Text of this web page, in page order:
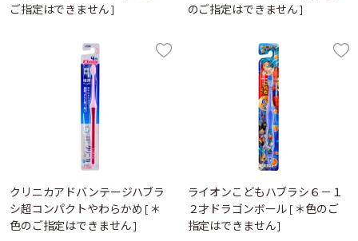
ご指定はできません]
のご指定はできません]
クリニカアドバンテージハブラ
シ超コンパクトやわらかめ [＊
色のご指定はできません]
ライオンこどもハブラシ６－１
２才ドラゴンボール [＊色のご
指定はできません]